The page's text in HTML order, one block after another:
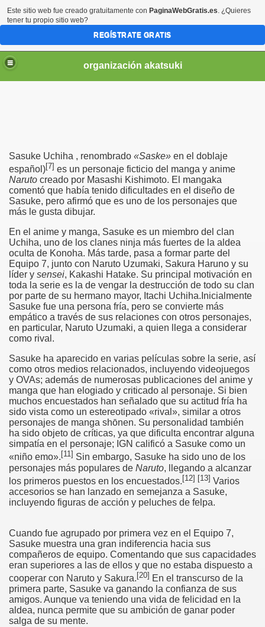
organización akatsuki
Sasuke Uchiha , renombrado «Saske» en el doblaje
español)[7] es un personaje ficticio del manga y anime
Naruto creado por Masashi Kishimoto. El mangaka
comentó que había tenido dificultades en el diseño de
Sasuke, pero afirmó que es uno de los personajes que
más le gusta dibujar.
En el anime y manga, Sasuke es un miembro del clan
Uchiha, uno de los clanes ninja más fuertes de la aldea
oculta de Konoha. Más tarde, pasa a formar parte del
Equipo 7, junto con Naruto Uzumaki, Sakura Haruno y su
líder y sensei, Kakashi Hatake. Su principal motivación en
toda la serie es la de vengar la destrucción de todo su clan
por parte de su hermano mayor, Itachi Uchiha.Inicialmente
Sasuke fue una persona fría, pero se convierte más
empático a través de sus relaciones con otros personajes,
en particular, Naruto Uzumaki, a quien llega a considerar
como rival.
Sasuke ha aparecido en varias películas sobre la serie, así
como otros medios relacionados, incluyendo videojuegos
y OVAs; además de numerosas publicaciones del anime y
manga que han elogiado y criticado al personaje. Si bien
muchos encuestados han señalado que su actitud fría ha
sido vista como un estereotipado «rival», similar a otros
personajes de manga shōnen. Su personalidad también
ha sido objeto de críticas, ya que dificulta encontrar alguna
simpatía en el personaje; IGN calificó a Sasuke como un
«niño emo». [11] Sin embargo, Sasuke ha sido uno de los
personajes más populares de Naruto, llegando a alcanzar
los primeros puestos en los encuestados.[12] [13] Varios
accesorios se han lanzado en semejanza a Sasuke,
incluyendo figuras de acción y peluches de felpa.
Cuando fue agrupado por primera vez en el Equipo 7,
Sasuke muestra una gran indiferencia hacia sus
compañeros de equipo. Comentando que sus capacidades
eran superiores a las de ellos y que no estaba dispuesto a
cooperar con Naruto y Sakura. [20] En el transcurso de la
primera parte, Sasuke va ganando la confianza de sus
amigos. Aunque va teniendo una vida de felicidad en la
aldea, nunca permite que su ambición de ganar poder
salga de su mente.
Este sitio web fue creado gratuitamente con PaginaWebGratis.es. ¿Quieres
tener tu propio sitio web?
REGÍSTRATE GRATIS